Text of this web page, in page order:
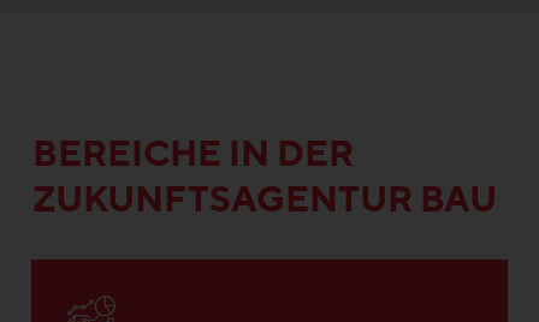
BEREICHE IN DER
ZUKUNFTSAGENTUR BAU